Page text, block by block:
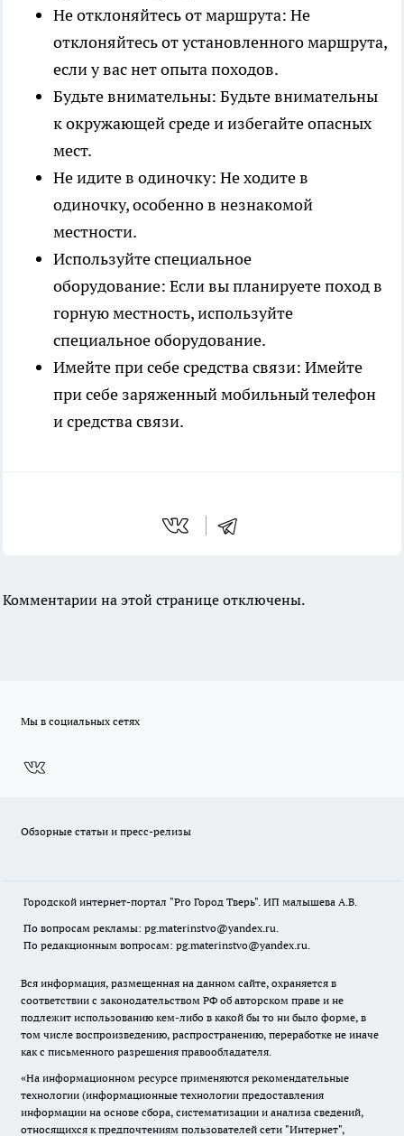
Не отклоняйтесь от маршрута: Не
отклоняйтесь от установленного маршрута,
если у вас нет опыта походов.
Будьте внимательны: Будьте внимательны
к окружающей среде и избегайте опасных
мест.
Не идите в одиночку: Не ходите в
одиночку, особенно в незнакомой
местности.
Используйте специальное
оборудование: Если вы планируете поход в
горную местность, используйте
специальное оборудование.
Имейте при себе средства связи: Имейте
при себе заряженный мобильный телефон
и средства связи.
Комментарии на этой странице отключены.
Мы в социальных сетях
Обзорные статьи и пресс-релизы
Городской интернет-портал "Pro Город Тверь". ИП малышева А.В.
По вопросам рекламы: pg.materinstvo@yandex.ru.
По редакционным вопросам: pg.materinstvo@yandex.ru.
Вся информация, размещенная на данном сайте, охраняется в
соответствии с законодательством РФ об авторском праве и не
подлежит использованию кем-либо в какой бы то ни было форме, в
том числе воспроизведению, распространению, переработке не иначе
как с письменного разрешения правообладателя.
«На информационном ресурсе применяются рекомендательные
технологии (информационные технологии предоставления
информации на основе сбора, систематизации и анализа сведений,
относящихся к предпочтениям пользователей сети "Интернет",